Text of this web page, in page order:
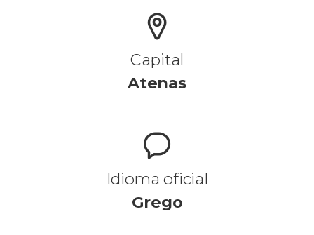
Capital
Atenas
Idioma oficial
Grego